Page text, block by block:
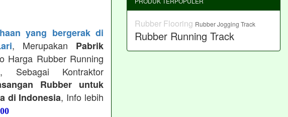
yang bergerak di
, Merupakan Pabrik
Harga Rubber Running
Sebagai Kontraktor
Rubber untuk
di Indonesia, Info lebih
Rubber Flooring Rubber Jogging Track
Rubber Running Track